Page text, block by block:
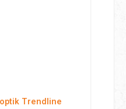
Trendline